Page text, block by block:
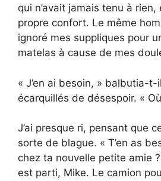
qui n’avait jamais tenu à rien,
propre confort. Le même
ignoré mes suppliques pour
matelas à cause de mes
« J’en ai besoin, » balbutia-t-
écarquillés de désespoir. «
J’ai presque ri, pensant que
sorte de blague. « T’en as
chez ta nouvelle petite amie
est parti, Mike. Le camion